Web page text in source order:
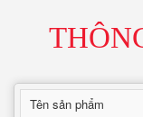
Tên sản phẩm